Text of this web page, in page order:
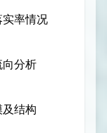
率情况
分析
结构